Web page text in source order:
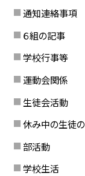
通知連絡事項
６組の記事
学校行事等
運動会関係
生徒会活動
休み中の生徒
部活動
学校生活